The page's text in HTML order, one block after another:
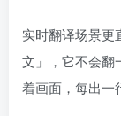
实时翻译场景更
文」，它不会翻
着画面，每出一